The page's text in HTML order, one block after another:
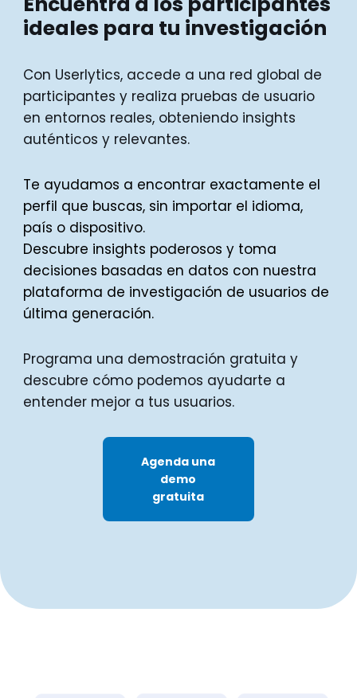
ideales para tu investigación
Con Userlytics, accede a una red global de
participantes y realiza pruebas de usuario
en entornos reales, obteniendo insights
auténticos y relevantes.
Te ayudamos a encontrar exactamente el
perfil que buscas, sin importar el idioma,
país o dispositivo.
Descubre insights poderosos y toma
decisiones basadas en datos con nuestra
plataforma de investigación de usuarios de
última generación.
Programa una demostración gratuita y
descubre cómo podemos ayudarte a
entender mejor a tus usuarios.
Agenda una
demo
gratuita